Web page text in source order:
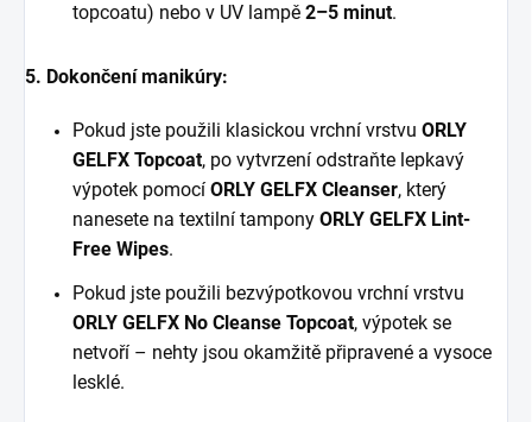
topcoatu) nebo v UV lampě 2–5 minut.
5. Dokončení manikúry:
Pokud jste použili klasickou vrchní vrstvu ORLY
GELFX Topcoat, po vytvrzení odstraňte lepkavý
výpotek pomocí ORLY GELFX Cleanser, který
nanesete na textilní tampony ORLY GELFX Lint-
Free Wipes.
Pokud jste použili bezvýpotkovou vrchní vrstvu
ORLY GELFX No Cleanse Topcoat, výpotek se
netvoří – nehty jsou okamžitě připravené a vysoce
lesklé.